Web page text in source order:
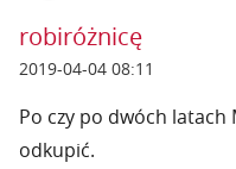
robiróżnicę
2019-04-04 08:11
Po czy po dwóch latach
odkupić.